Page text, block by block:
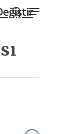
Menu